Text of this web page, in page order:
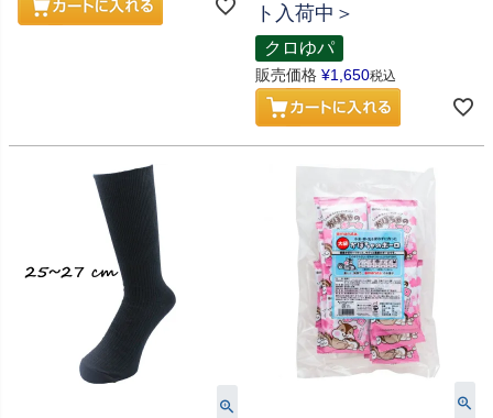
ト入荷中＞
クロゆパ
販売価格 ¥1,650税込